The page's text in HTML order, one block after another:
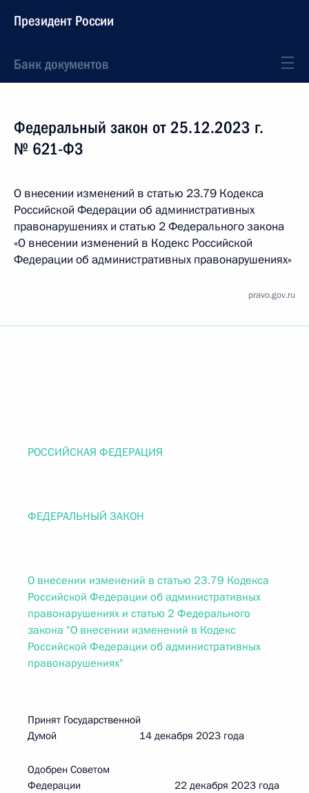
Президент России
Банк документов
Федеральный закон от 25.12.2023 г.
№ 621-ФЗ
О внесении изменений в статью 23.79 Кодекса
Российской Федерации об административных
правонарушениях и статью 2 Федерального закона
«О внесении изменений в Кодекс Российской
Федерации об административных правонарушениях»
pravo.gov.ru
РОССИЙСКАЯ ФЕДЕРАЦИЯ
ФЕДЕРАЛЬНЫЙ ЗАКОН
О внесении изменений в статью 23.79 Кодекса
Российской Федерации об административных
правонарушениях и статью 2 Федерального
закона "О внесении изменений в Кодекс
Российской Федерации об административных
правонарушениях"
Принят Государственной
Думой 14 декабря 2023 года
Одобрен Советом
Федерации 22 декабря 2023 года